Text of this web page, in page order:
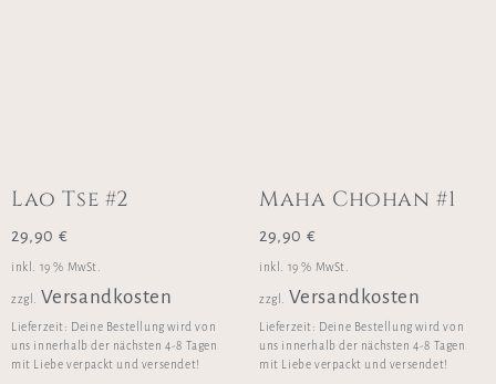
Lao Tse #2
29,90 €
inkl. 19 % MwSt.
zzgl. Versandkosten
Lieferzeit: Deine Bestellung wird von
uns innerhalb der nächsten 4-8 Tagen
mit Liebe verpackt und versendet!
Maha Chohan #1
29,90 €
inkl. 19 % MwSt.
zzgl. Versandkosten
Lieferzeit: Deine Bestellung wird von
uns innerhalb der nächsten 4-8 Tagen
mit Liebe verpackt und versendet!